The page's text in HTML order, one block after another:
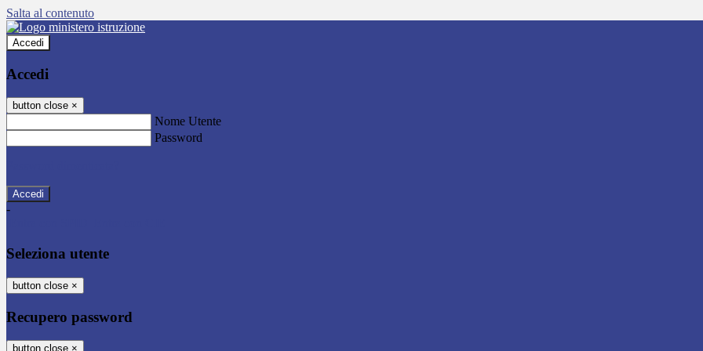
Salta al contenuto
Accedi
Accedi
button close ×
Nome Utente
Password
-
Seleziona utente
button close ×
Recupero password
button close ×